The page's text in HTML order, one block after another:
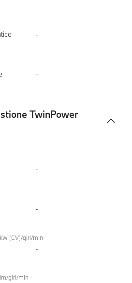
-
-
TwinPower
-
-
(CV)/giri/min
-
giri/min